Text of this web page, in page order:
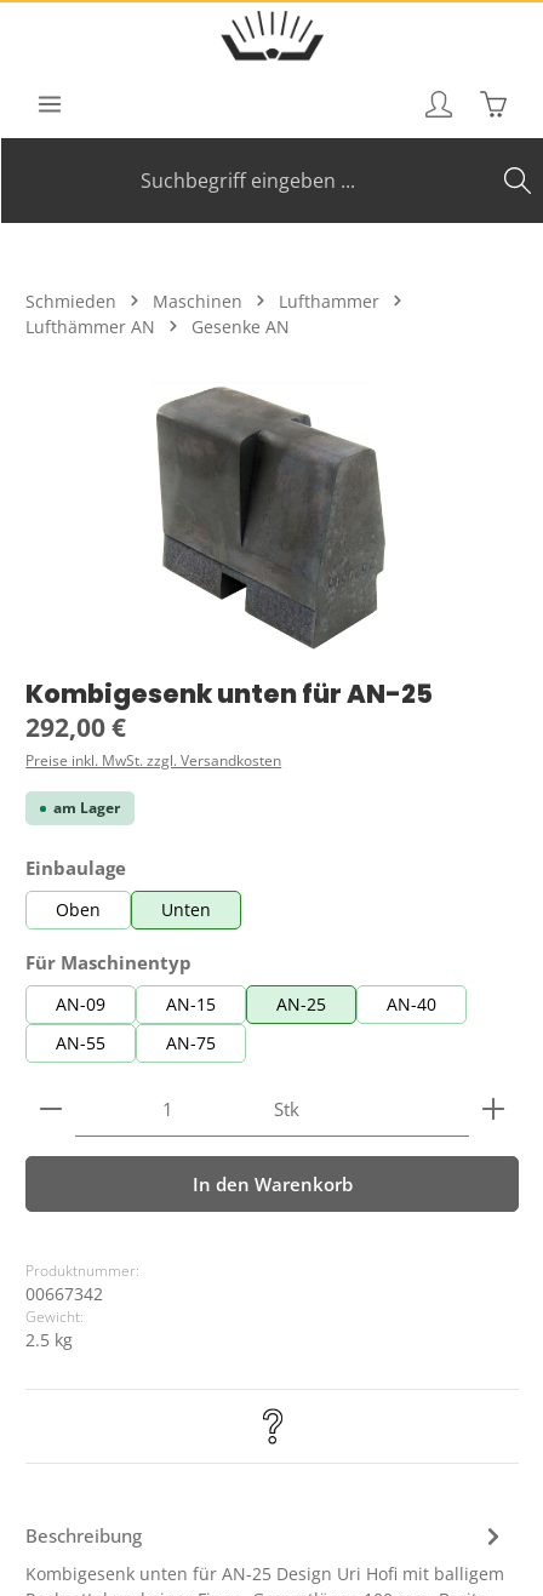
Zum Hauptinhalt springen
Schmieden Maschinen
Lufthammer
Lufthämmer AN
Gesenke AN
Bildergalerie überspringen
Kombigesenk unten für AN-25
Regulärer Preis:
292,00 €
Preise inkl. MwSt. zzgl. Versandkosten
am Lager
Einbaulageauswählen
Oben Unten
Für Maschinentyp
AN-09 AN-15 AN-25
AN-40
AN-55
AN-75
Produkt Anzahl: Gib den gewünschten Wert ein
Stk
In den Warenkorb
Produktnummer:
00667342
Gewicht:
2.5 kg
Beschreibung
Kombigesenk unten für AN-25 Design Uri Hofi mit balligem